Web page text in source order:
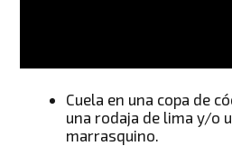
Cuela en una copa de
una rodaja de lima y/o
marrasquino.